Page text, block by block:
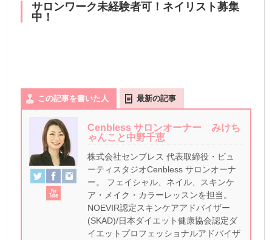
サロンワーク未経験者可！ネイリスト募集
中！
この記事を書いた人 最新の記事
Cenbless サロンオーナー みけち
ゃんこと中野千恵
株式会社センブレス 代表取締役・ビュ
ーティスタジオCenbless サロンオーナ
ー。 フェイシャル、ネイル、スキンケ
ア・メイク・カラーレッスンを担当。
NOEVIR認定スキンケアアドバイザー
(SKAD)/日本ダイエット健康協会認定ダ
イエットプロフェッショナルアドバイザ